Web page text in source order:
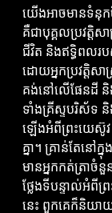
យើងអាចមានទំនុក
គឺជាបុគ្គលប្រវត្តិស
ជីវិត និងឥទ្ធិពលរ
ដោយអ្នកប្រវត្តិស
គង់នៅលើផែនដី និ
ទាំងគ្រីស្ទបរិស័ទ
ឡើងអំពីព្រះយេស៊ូ
គ្នា។ គ្រាន់តែនៅក្
មានអ្នកកត់ត្រាចំ
ថ្លែងទីបន្ទាល់អំពី
នេះ ពួកគេក៏និយា